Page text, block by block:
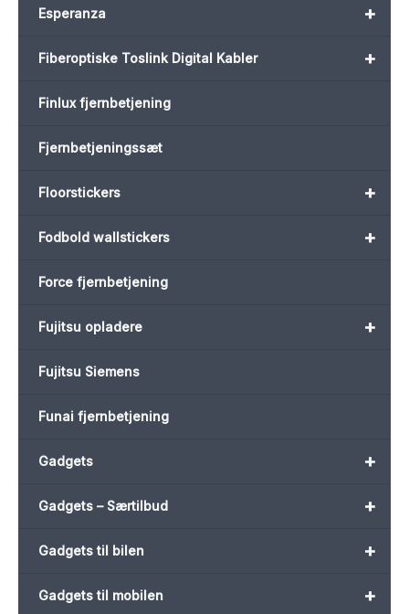
+
Esperanza
+
Fiberoptiske Toslink Digital Kabler
Finlux fjernbetjening
Fjernbetjeningssæt
+
Floorstickers
+
Fodbold wallstickers
Force fjernbetjening
+
Fujitsu opladere
Fujitsu Siemens
Funai fjernbetjening
+
Gadgets
+
Gadgets – Særtilbud
+
Gadgets til bilen
+
Gadgets til mobilen